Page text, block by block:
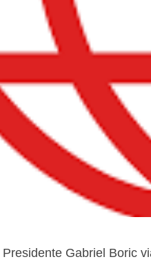
Gabriel Boric